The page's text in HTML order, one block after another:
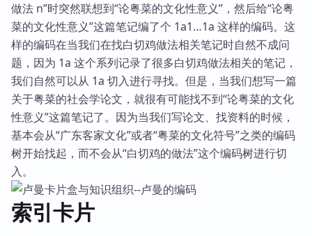
做法 n”时突然联想到“论粤菜的文化性意义”，然后给“论粤
菜的文化性意义”这篇笔记编了个 1a1…1a 这样的编码。这
样的编码在当我们在找白切鸡做法相关笔记时自然不成问
题，因为 1a 这个系列记录了很多白切鸡做法相关的笔记，
我们自然可以从 1a 切入进行寻找。但是，当我们想写一篇
关于粤菜的社会学论文，就很有可能找不到“论粤菜的文化
性意义”这篇笔记了。因为当我们写论文、找资料的时候，
基本会从“广东客家文化”或者“粤菜的文化符号”之类的编码
树开始找起，而不会从“白切鸡的做法”这个编码树进行切
入。
索引卡片